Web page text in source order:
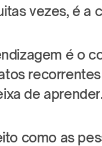
vezes, é a
é o
de aprender.
como as